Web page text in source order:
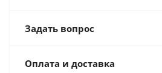
Задать вопрос
Оплата и доставка